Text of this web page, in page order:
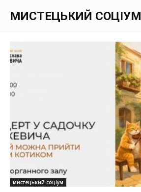
МИСТЕЦЬКИЙ СОЦІУМ
мистецький соціум